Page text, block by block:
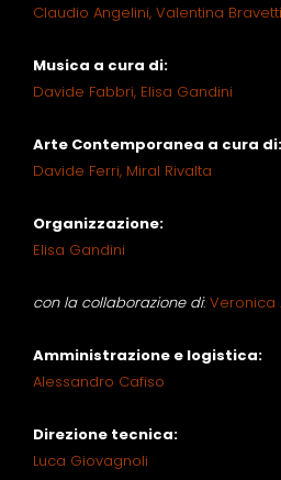
Claudio Angelini, Valentina
Musica a cura di:
Davide Fabbri, Elisa Gandini
Arte Contemporanea a cura di:
Davide Ferri, Miral Rivalta
Organizzazione:
Elisa Gandini
con la collaborazione di: Veronica
Amministrazione e logistica:
Alessandro Cafiso
Direzione tecnica:
Luca Giovagnoli